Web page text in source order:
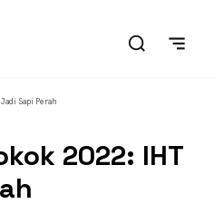
Sapi Perah
2022: IHT